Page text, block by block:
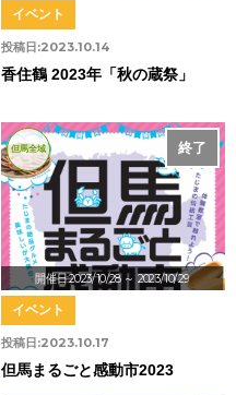
投稿日:2023.10.14
イベント
香住鶴 2023年「秋の蔵祭」
開催日:2023/10/28 ～ 2023/10/29
終了
但馬全域
投稿日:2023.10.17
イベント
但馬まるごと感動市2023